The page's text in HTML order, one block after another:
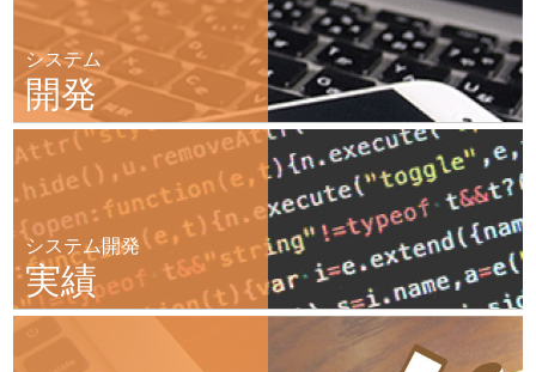
システム
開発
システム開発
実績